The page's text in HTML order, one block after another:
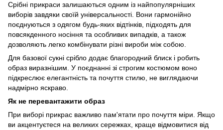
Срібні прикраси залишаються одним із найпопулярніших
виборів завдяки своїй універсальності. Вони гармонійно
поєднуються з одягом будь-яких відтінків, підходять для
повсякденного носіння та особливих випадків, а також
дозволяють легко комбінувати різні вироби між собою.
Для базової сукні срібло додає благородний блиск і робить
образ виразнішим. У поєднанні зі строгим костюмом воно
підкреслює елегантність та почуття стилю, не виглядаючи
надмірно яскраво.
Як не перевантажити образ
При виборі прикрас важливо пам'ятати про почуття міри. Якщо
ви акцентуєтеся на великих сережках, краще відмовитися від